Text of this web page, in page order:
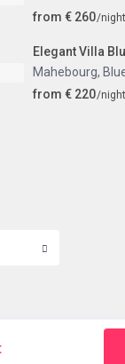
from € 260/night
Elegant Villa
Mahebourg,
from € 220/night
2024 | Mauritius
och villkor